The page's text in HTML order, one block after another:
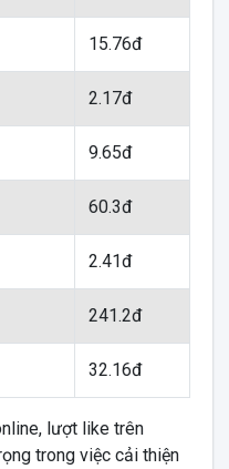
15.76đ
2.17đ
9.65đ
60.3đ
2.41đ
241.2đ
32.16đ
lượt like trên
trong việc cải thiện